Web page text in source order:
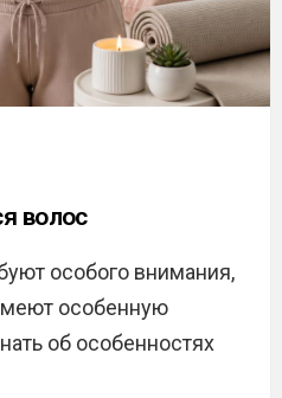
волос
особого внимания,
особенную
об особенностях